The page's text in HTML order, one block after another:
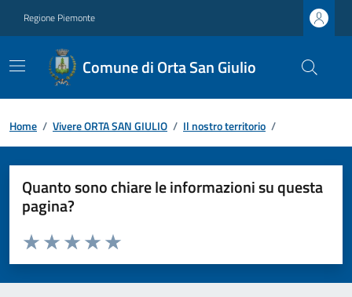
Regione Piemonte
Comune di Orta San Giulio
Home / Vivere ORTA SAN GIULIO / Il nostro territorio /
Quanto sono chiare le informazioni su questa
pagina?
Valuta da 1 a 5 stelle la pagina
Valuta 5 stelle su 5
Valuta 4 stelle su 5
Valuta 3 stelle su 5
Valuta 2 stelle su 5
Valuta 1 stelle su 5